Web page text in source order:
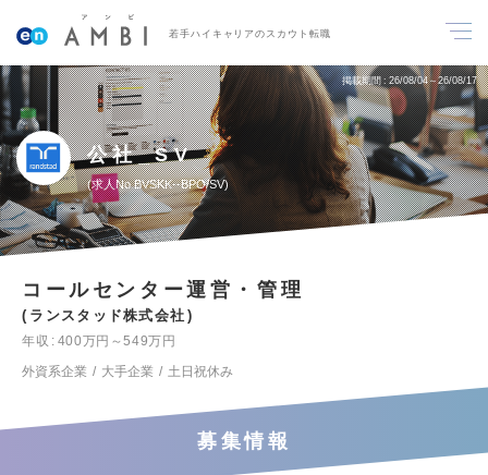
若手ハイキャリアのスカウト転職
掲載期間 26/08/04～26/08/17
公社_SV
求人No.BVSKK--BPO/SV
コールセンター運営・管理
ランスタッド株式会社
年収
400万円～549万円
外資系企業
大手企業 土日祝休み
募集情報